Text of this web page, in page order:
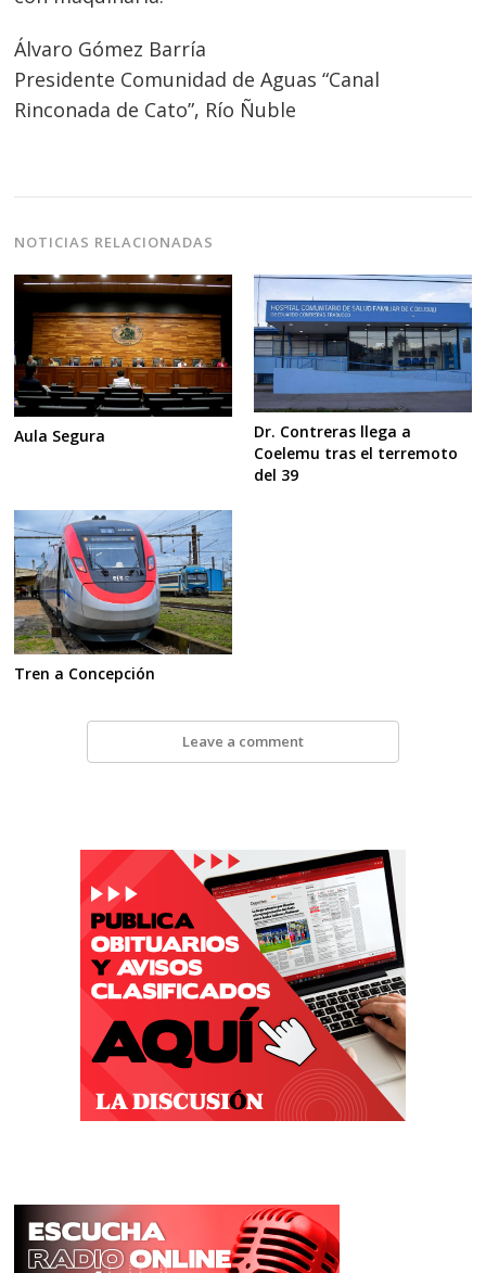
Álvaro Gómez Barría
Presidente Comunidad de Aguas “Canal
Rinconada de Cato”, Río Ñuble
NOTICIAS RELACIONADAS
Aula Segura
Dr. Contreras llega a
Coelemu tras el terremoto
del 39
Tren a Concepción
Leave a comment